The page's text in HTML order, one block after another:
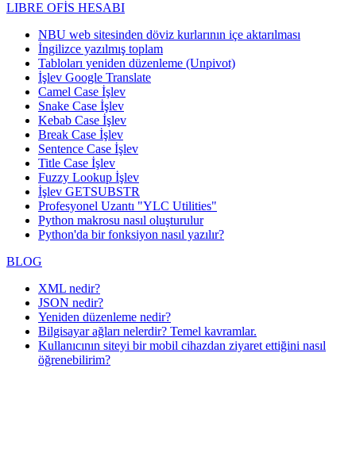
LIBRE OFİS HESABI
NBU web sitesinden döviz kurlarının içe aktarılması
İngilizce yazılmış toplam
Tabloları yeniden düzenleme (Unpivot)
İşlev Google Translate
Camel Case İşlev
Snake Case İşlev
Kebab Case İşlev
Break Case İşlev
Sentence Case İşlev
Title Case İşlev
Fuzzy Lookup İşlev
İşlev GETSUBSTR
Profesyonel Uzantı "YLC Utilities"
Python makrosu nasıl oluşturulur
Python'da bir fonksiyon nasıl yazılır?
BLOG
XML nedir?
JSON nedir?
Yeniden düzenleme nedir?
Bilgisayar ağları nelerdir? Temel kavramlar.
Kullanıcının siteyi bir mobil cihazdan ziyaret ettiğini nasıl
öğrenebilirim?